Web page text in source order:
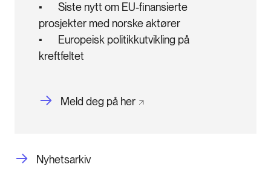
•	Siste nytt om EU-finansierte
prosjekter med norske aktører
•	Europeisk politikkutvikling på
kreftfeltet
Meld deg på her
Nyhetsarkiv